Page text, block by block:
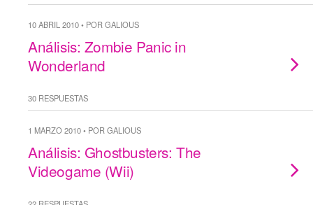
10 ABRIL 2010 • POR GALIOUS
Análisis: Zombie Panic in
Wonderland
30 RESPUESTAS
1 MARZO 2010 • POR GALIOUS
Análisis: Ghostbusters: The
Videogame (Wii)